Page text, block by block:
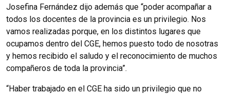
Josefina Fernández dijo además que “poder acompañar a
todos los docentes de la provincia es un privilegio. Nos
vamos realizadas porque, en los distintos lugares que
ocupamos dentro del CGE, hemos puesto todo de nosotras
y hemos recibido el saludo y el reconocimiento de muchos
compañeros de toda la provincia”.
“Haber trabajado en el CGE ha sido un privilegio que no